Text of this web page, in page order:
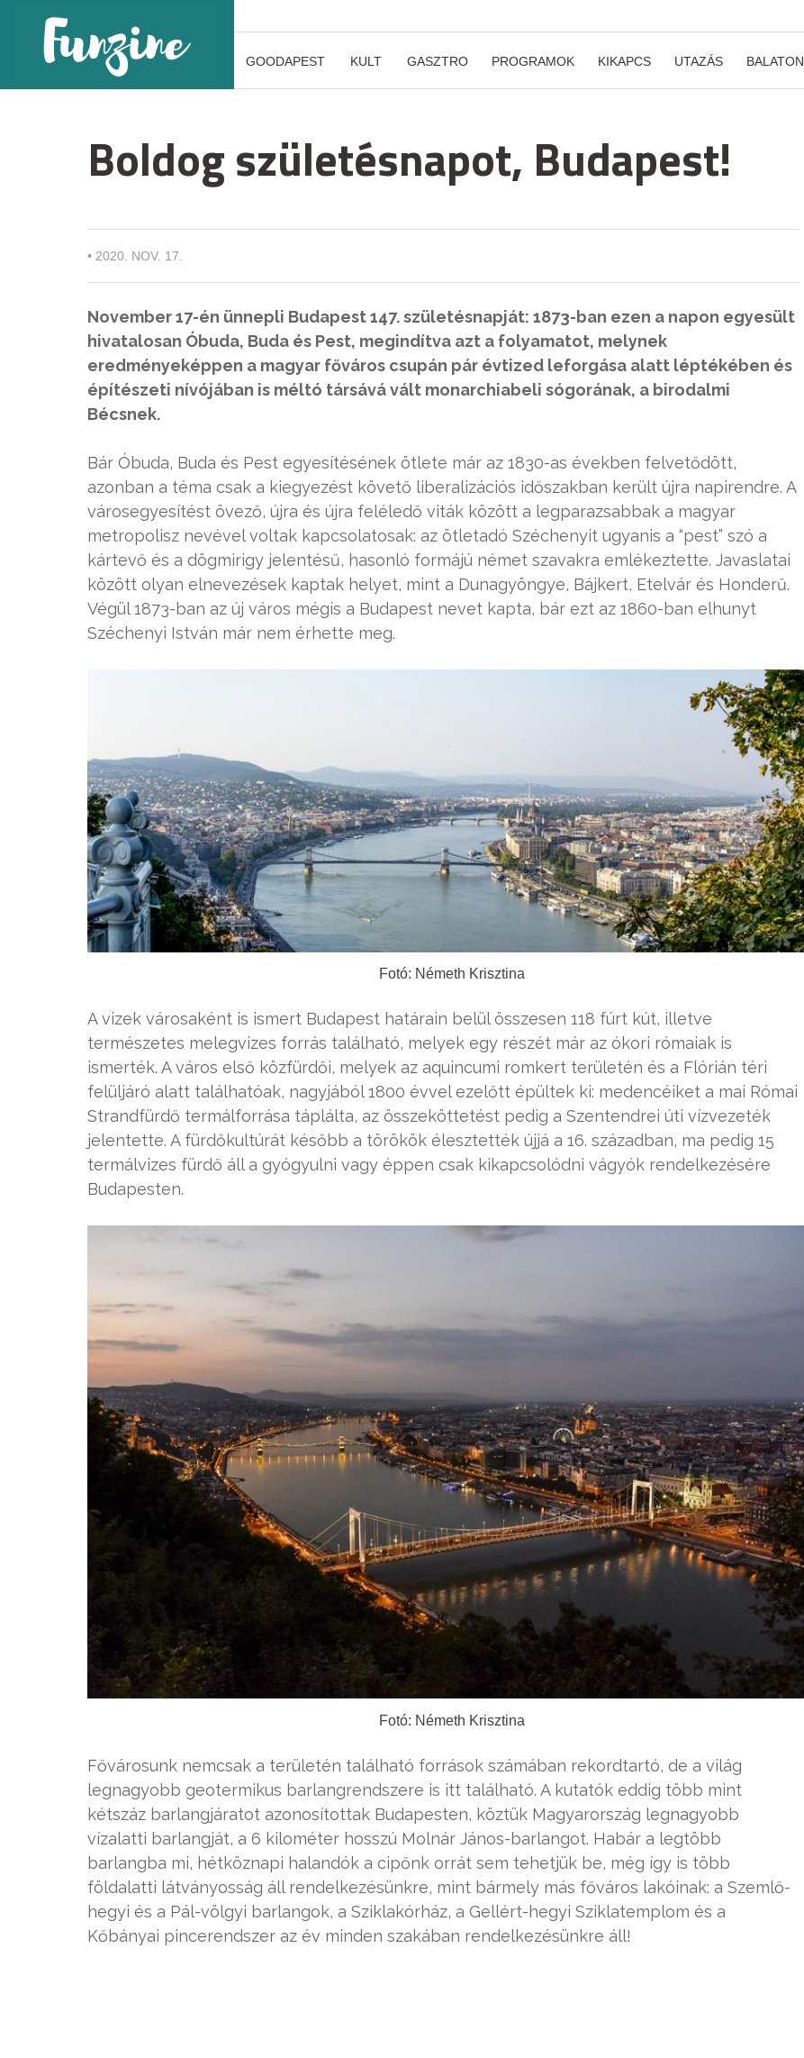
GOODAPEST KULT GASZTRO PROGRAMOK KIKAPCS UTAZÁS BALATON
Boldog születésnapot, Budapest!
• 2020. NOV. 17.
November 17-én ünnepli Budapest 147. születésnapját: 1873-ban ezen a napon egyesült
hivatalosan Óbuda, Buda és Pest, megindítva azt a folyamatot, melynek
eredményeképpen a magyar főváros csupán pár évtized leforgása alatt léptékében és
építészeti nívójában is méltó társává vált monarchiabeli sógorának, a birodalmi
Bécsnek.
Bár Óbuda, Buda és Pest egyesítésének ötlete már az 1830-as években felvetődött,
azonban a téma csak a kiegyezést követő liberalizációs időszakban került újra napirendre. A
városegyesítést övező, újra és újra feléledő viták között a legparazsabbak a magyar
metropolisz nevével voltak kapcsolatosak: az ötletadó Széchenyit ugyanis a “pest” szó a
kártevő és a dögmirigy jelentésű, hasonló formájú német szavakra emlékeztette. Javaslatai
között olyan elnevezések kaptak helyet, mint a Dunagyöngye, Bájkert, Etelvár és Honderű.
Végül 1873-ban az új város mégis a Budapest nevet kapta, bár ezt az 1860-ban elhunyt
Széchenyi István már nem érhette meg.
Fotó: Németh Krisztina
A vizek városaként is ismert Budapest határain belül összesen 118 fúrt kút, illetve
természetes melegvizes forrás található, melyek egy részét már az ókori rómaiak is
ismerték. A város első közfürdői, melyek az aquincumi romkert területén és a Flórián téri
felüljáró alatt találhatóak, nagyjából 1800 évvel ezelőtt épültek ki: medencéiket a mai Római
Strandfürdő termálforrása táplálta, az összeköttetést pedig a Szentendrei úti vízvezeték
jelentette. A fürdőkultúrát később a törökök élesztették újjá a 16. században, ma pedig 15
termálvizes fürdő áll a gyógyulni vagy éppen csak kikapcsolódni vágyók rendelkezésére
Budapesten.
Fotó: Németh Krisztina
Fővárosunk nemcsak a területén található források számában rekordtartó, de a világ
legnagyobb geotermikus barlangrendszere is itt található. A kutatók eddig több mint
kétszáz barlangjáratot azonosítottak Budapesten, köztük Magyarország legnagyobb
vízalatti barlangját, a 6 kilométer hosszú Molnár János-barlangot. Habár a legtöbb
barlangba mi, hétköznapi halandók a cipőnk orrát sem tehetjük be, még így is több
földalatti látványosság áll rendelkezésünkre, mint bármely más főváros lakóinak: a Szemlő-
hegyi és a Pál-völgyi barlangok, a Sziklakórház, a Gellért-hegyi Sziklatemplom és a
Kőbányai pincerendszer az év minden szakában rendelkezésünkre áll!